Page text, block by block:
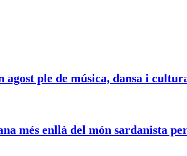
agost ple de música, dansa i
més enllà del món sardanista